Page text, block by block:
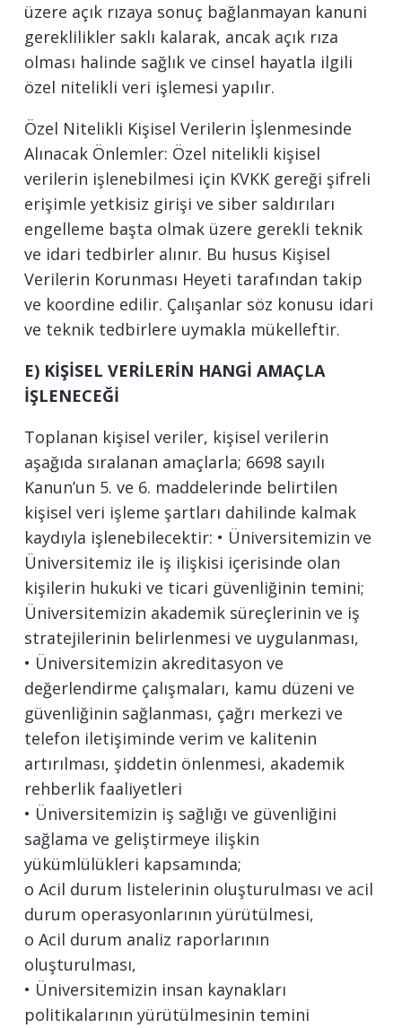
üzere açık rızaya sonuç bağlanmayan kanuni
gereklilikler saklı kalarak, ancak açık rıza
olması halinde sağlık ve cinsel hayatla ilgili
özel nitelikli veri işlemesi yapılır.
Özel Nitelikli Kişisel Verilerin İşlenmesinde
Alınacak Önlemler: Özel nitelikli kişisel
verilerin işlenebilmesi için KVKK gereği şifreli
erişimle yetkisiz girişi ve siber saldırıları
engelleme başta olmak üzere gerekli teknik
ve idari tedbirler alınır. Bu husus Kişisel
Verilerin Korunması Heyeti tarafından takip
ve koordine edilir. Çalışanlar söz konusu idari
ve teknik tedbirlere uymakla mükelleftir.
E) KİŞİSEL VERİLERİN HANGİ AMAÇLA
İŞLENECEĞİ
Toplanan kişisel veriler, kişisel verilerin
aşağıda sıralanan amaçlarla; 6698 sayılı
Kanun’un 5. ve 6. maddelerinde belirtilen
kişisel veri işleme şartları dahilinde kalmak
kaydıyla işlenebilecektir: • Üniversitemizin ve
Üniversitemiz ile iş ilişkisi içerisinde olan
kişilerin hukuki ve ticari güvenliğinin temini;
Üniversitemizin akademik süreçlerinin ve iş
stratejilerinin belirlenmesi ve uygulanması,
• Üniversitemizin akreditasyon ve
değerlendirme çalışmaları, kamu düzeni ve
güvenliğinin sağlanması, çağrı merkezi ve
telefon iletişiminde verim ve kalitenin
artırılması, şiddetin önlenmesi, akademik
rehberlik faaliyetleri
• Üniversitemizin iş sağlığı ve güvenliğini
sağlama ve geliştirmeye ilişkin
yükümlülükleri kapsamında;
o Acil durum listelerinin oluşturulması ve acil
durum operasyonlarının yürütülmesi,
o Acil durum analiz raporlarının
oluşturulması,
• Üniversitemizin insan kaynakları
politikalarının yürütülmesinin temini